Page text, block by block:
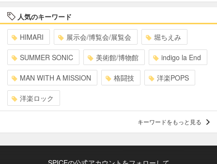
人気のキーワード
HIMARI 展示会/博覧会/展覧会 堀ちえみ
SUMMER SONIC 美術館/博物館 indigo la End
MAN WITH A MISSION 格闘技 洋楽POPS
洋楽ロック
キーワードをもっと見る